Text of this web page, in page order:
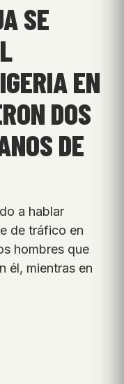
SE
EN
DOS
DE
a hablar
de tráfico en
hombres que
él, mientras en